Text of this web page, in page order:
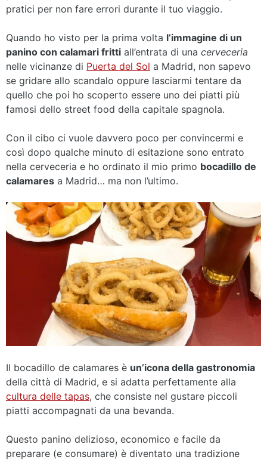
pratici per non fare errori durante il tuo viaggio.
Quando ho visto per la prima volta l’immagine di un
panino con calamari fritti all’entrata di una cerveceria
nelle vicinanze di Puerta del Sol a Madrid, non sapevo
se gridare allo scandalo oppure lasciarmi tentare da
quello che poi ho scoperto essere uno dei piatti più
famosi dello street food della capitale spagnola.
Con il cibo ci vuole davvero poco per convincermi e
così dopo qualche minuto di esitazione sono entrato
nella cerveceria e ho ordinato il mio primo bocadillo de
calamares a Madrid… ma non l’ultimo.
Il bocadillo de calamares è un’icona della gastronomia
della città di Madrid, e si adatta perfettamente alla
cultura delle tapas, che consiste nel gustare piccoli
piatti accompagnati da una bevanda.
Questo panino delizioso, economico e facile da
preparare (e consumare) è diventato una tradizione